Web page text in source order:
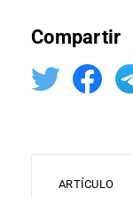
Compartir
ARTÍCULO